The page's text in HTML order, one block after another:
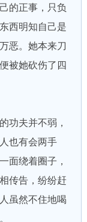
的正事，只负
西明知自己是
恶。她本来刀
被她砍伤了四
夫并不弱，
也有会两手
面绕着圈子，
传告，纷纷赶
虽然不住地喝